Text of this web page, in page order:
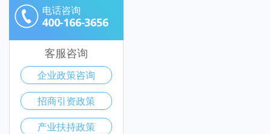
电话咨询
400-166-3656
客服咨询
企业政策咨询
招商引资政策
产业扶持政策